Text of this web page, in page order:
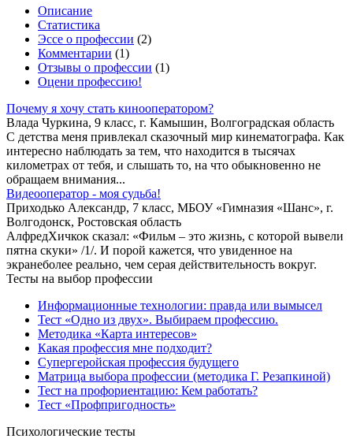
Описание
Статистика
Эссе о профессии (2)
Комментарии (1)
Отзывы о профессии (1)
Оцени профессию!
Почему я хочу стать кинооператором?
Влада Чуркина, 9 класс, г. Камышин, Волгоградская область
С детства меня привлекал сказочный мир кинематографа. Как
интересно наблюдать за тем, что находится в тысячах
километрах от тебя, и слышать то, на что обыкновенно не
обращаем внимания...
Видеооператор - моя судьба!
Приходько Александр, 7 класс, МБОУ «Гимназия «Шанс», г.
Волгодонск, Ростовская область
АлфредХичкок сказал: «Фильм – это жизнь, с которой вывели
пятна скуки» /1/. И порой кажется, что увиденное на
экранеболее реально, чем серая действительность вокруг.
Тесты на выбор профессии
Информационные технологии: правда или вымысел
Тест «Одно из двух». Выбираем профессию.
Методика «Карта интересов»
Какая профессия мне подходит?
Супергеройская профессия будущего
Матрица выбора профессии (методика Г. Резапкиной)
Тест на профориентацию: Кем работать?
Тест «Профпригодность»
Психологические тесты